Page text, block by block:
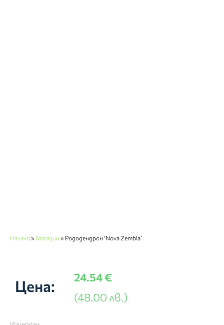
Начало» Магазин » Рододендрон ‘Nova Zembla’
Цена: 24.54€
(48.00 лв.)